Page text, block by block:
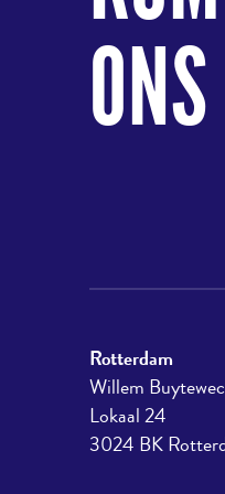
Rotterdam
Willem
Lokaal 24
3024 BK